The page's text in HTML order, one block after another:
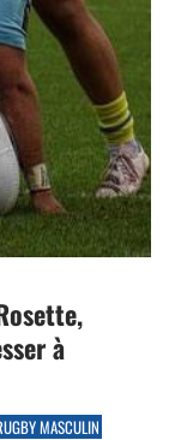
à
MASCULIN